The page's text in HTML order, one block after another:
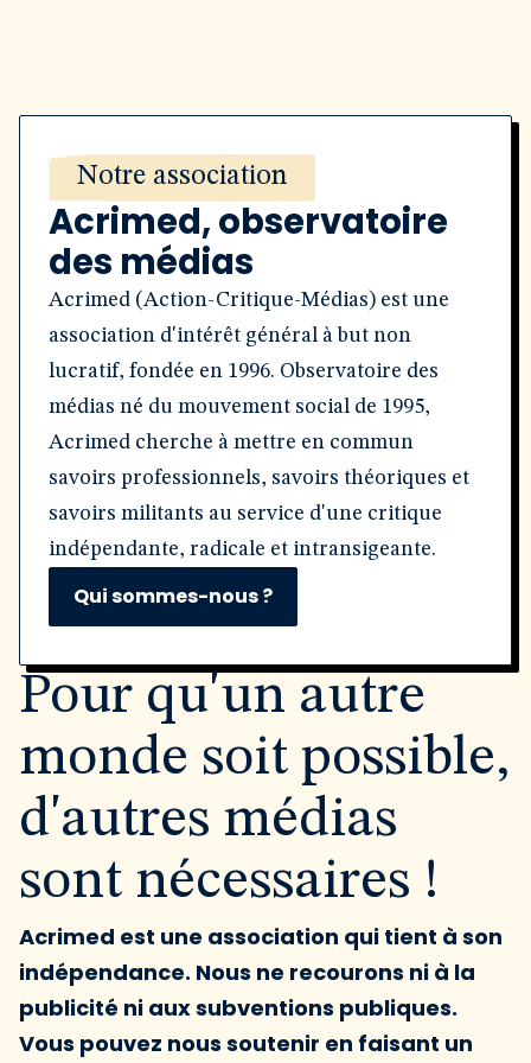
Notre association
Acrimed, observatoire
des médias
Acrimed (Action-Critique-Médias) est une
association d'intérêt général à but non
lucratif, fondée en 1996. Observatoire des
médias né du mouvement social de 1995,
Acrimed cherche à mettre en commun
savoirs professionnels, savoirs théoriques et
savoirs militants au service d'une critique
indépendante, radicale et intransigeante.
Qui sommes-nous ?
Pour qu'un autre
monde soit possible,
d'autres médias
sont nécessaires !
Acrimed est une association qui tient à son
indépendance. Nous ne recourons ni à la
publicité ni aux subventions publiques.
Vous pouvez nous soutenir en faisant un